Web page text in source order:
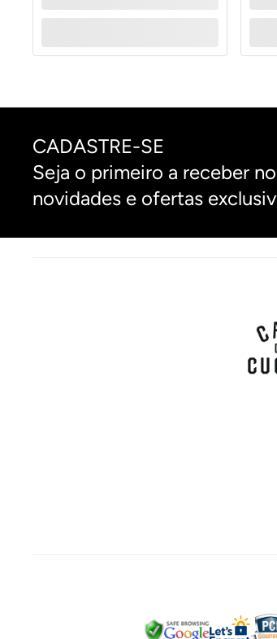
CADASTRE-SE
Seja o primeiro a receber
novidades e ofertas